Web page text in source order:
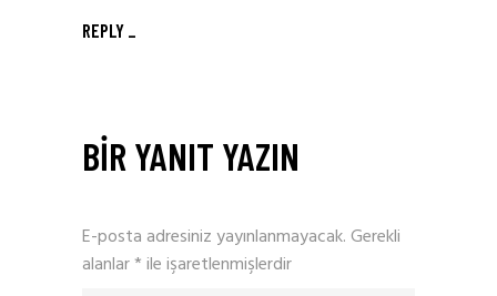
REPLY
BIR YANIT YAZIN
E-posta adresiniz yayınlanmayacak.Gerekli
alanlar*ile işaretlenmişlerdir